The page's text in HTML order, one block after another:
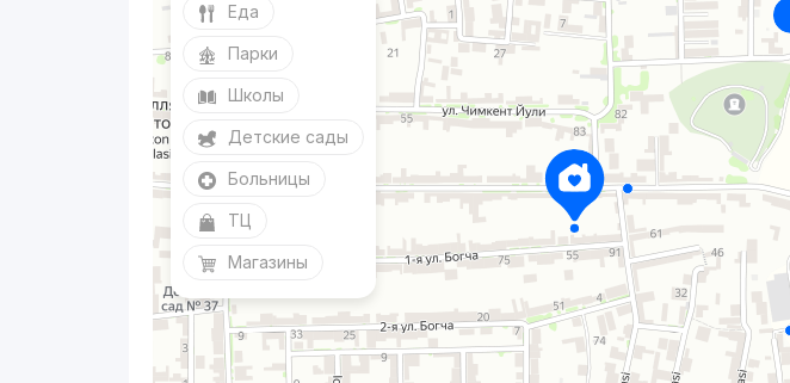
Еда
Парки
Школы
Детские сады
Больницы
ТЦ
Магазины